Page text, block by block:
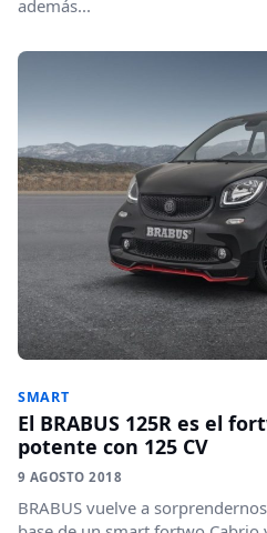
además...
SMART
El BRABUS 125R es el
potente con 125 CV
9 AGOSTO 2018
BRABUS vuelve a